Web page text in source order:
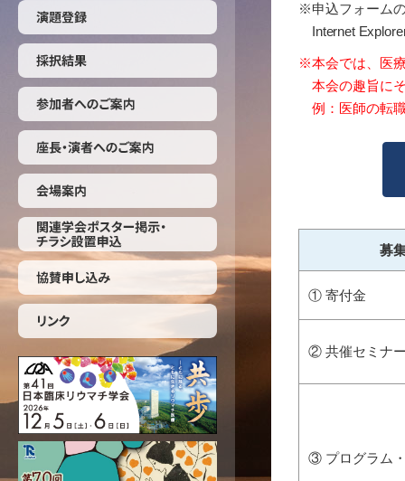
※申込フォーム
Internet
※本会では、医
本会の趣旨に
例：医師の転
募
① 寄付金
② 共催セミナ
③ プログラム